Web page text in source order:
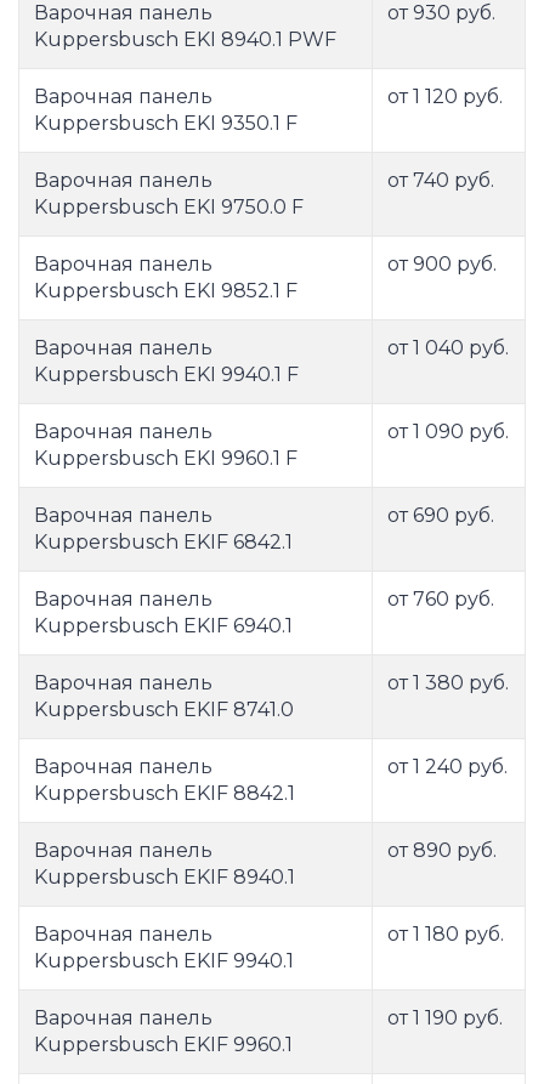
Варочная панель
Kuppersbusch EKI 8940.1 PWF
от 930 руб.
Варочная панель
Kuppersbusch EKI 9350.1 F
от 1 120 руб.
Варочная панель
Kuppersbusch EKI 9750.0 F
от 740 руб.
Варочная панель
Kuppersbusch EKI 9852.1 F
от 900 руб.
Варочная панель
Kuppersbusch EKI 9940.1 F
от 1 040 руб.
Варочная панель
Kuppersbusch EKI 9960.1 F
от 1 090 руб.
Варочная панель
Kuppersbusch EKIF 6842.1
от 690 руб.
Варочная панель
Kuppersbusch EKIF 6940.1
от 760 руб.
Варочная панель
Kuppersbusch EKIF 8741.0
от 1 380 руб.
Варочная панель
Kuppersbusch EKIF 8842.1
от 1 240 руб.
Варочная панель
Kuppersbusch EKIF 8940.1
от 890 руб.
Варочная панель
Kuppersbusch EKIF 9940.1
от 1 180 руб.
Варочная панель
Kuppersbusch EKIF 9960.1
от 1 190 руб.